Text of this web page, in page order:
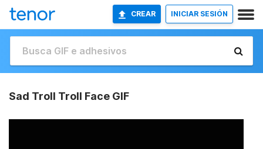
CREAR INICIAR SESIÓN
Sad Troll Troll Face GIF